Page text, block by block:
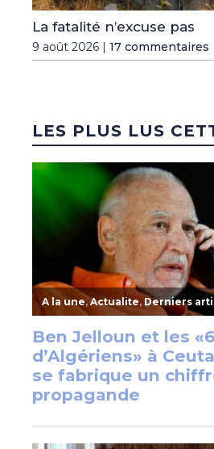
La fatalité n’excuse pas
9 août 2026 | 17 commentaires
LES PLUS LUS